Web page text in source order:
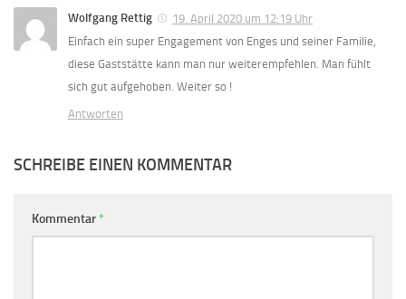
Wolfgang Rettig
19. April 2020 um 12:19 Uhr
Einfach ein super Engagement von Enges und seiner Familie,
diese Gaststätte kann man nur weiterempfehlen. Man fühlt
sich gut aufgehoben. Weiter so !
Antworten
SCHREIBE EINEN KOMMENTAR
Kommentar *